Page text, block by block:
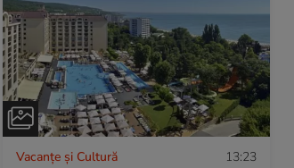
Vacanțe și Cultură 13:23